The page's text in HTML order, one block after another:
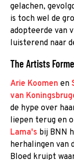
gelachen,
is toch wel de
adopteerde van
luisterend naar
The Artists
Arie Koomen en
van
de hype over
liepen terug en
Lama's bij BNN
herhalingen van
Bloed kruipt